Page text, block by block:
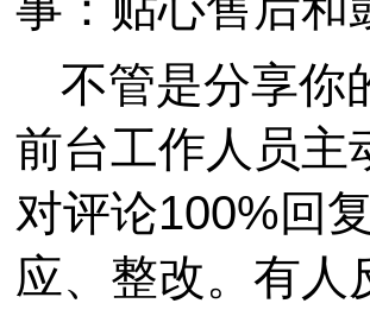
不管是分享你
前台工作人员主
对评论100%回
应、整改。有人